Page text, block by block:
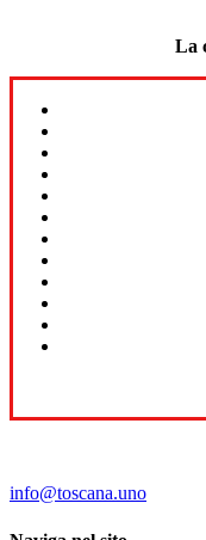
La
info@toscana.uno